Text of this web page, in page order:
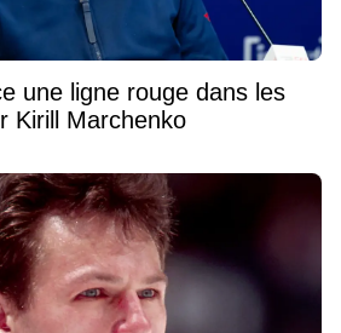
une ligne rouge dans les
Kirill Marchenko